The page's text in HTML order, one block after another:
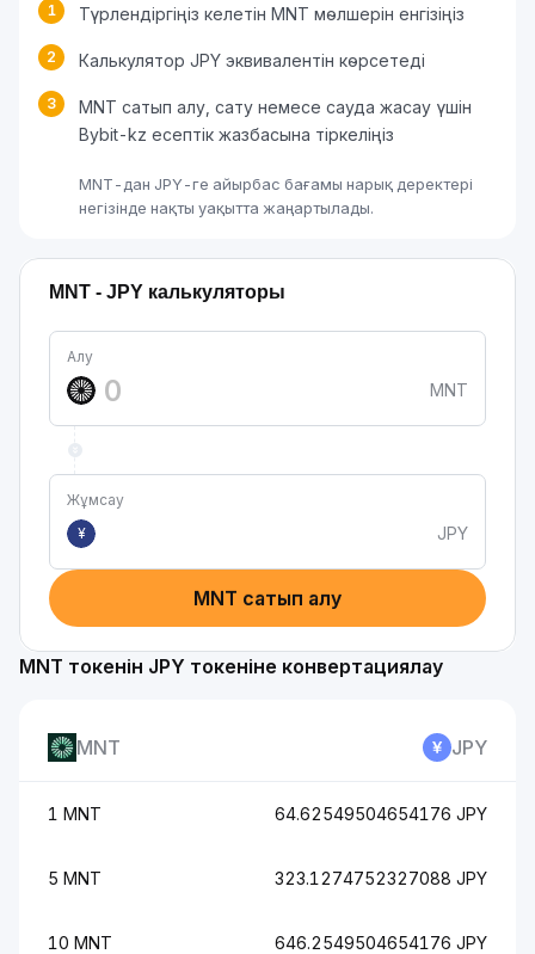
1 Түрлендіргіңіз келетін MNT мөлшерін енгізіңіз
2 Калькулятор JPY эквивалентін көрсетеді
3
MNT сатып алу, сату немесе сауда жасау үшін
Bybit-kz есептік жазбасына тіркеліңіз
MNT-дан JPY-ге айырбас бағамы нарық деректері
негізінде нақты уақытта жаңартылады.
MNT - JPY калькуляторы
Алу
MNT
Жұмсау
¥
JPY
MNT сатып алу
MNT токенін JPY токеніне конвертациялау
MNT JPY
1 MNT 64.62549504654176 JPY
5 MNT 323.1274752327088 JPY
10 MNT 646.2549504654176 JPY